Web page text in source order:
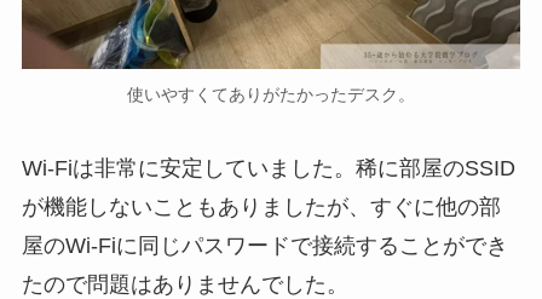
使いやすくてありがたかったデスク。
Wi-Fiは非常に安定していました。稀に部屋のSSID
が機能しないこともありましたが、すぐに他の部
屋のWi-Fiに同じパスワードで接続することができ
たので問題はありませんでした。